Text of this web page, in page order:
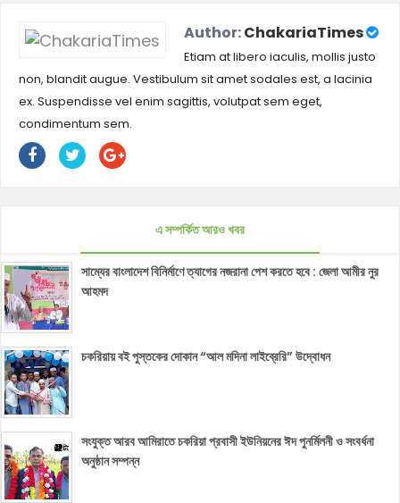
Author:ChakariaTimes
Etiam at libero iaculis, mollis justo
non, blandit augue. Vestibulum sit amet sodales est, a lacinia
ex. Suspendisse vel enim sagittis, volutpat sem eget,
condimentum sem.
এ সম্পর্কিত আরও খবর
সাম্যের বাংলাদেশ বিনির্মাণে ত্যাগের নজরানা পেশ করতে হবে : জেলা আমীর নুর
আহমদ
চকরিয়ায় বই পুস্তকের দোকান “আল মদিনা লাইব্রেরি” উদ্বোধন
সংযুক্ত আরব আমিরাতে চকরিয়া প্রবাসী ইউনিয়নের ঈদ পুনর্মিলনী ও সংবর্ধনা
অনুষ্ঠান সম্পন্ন